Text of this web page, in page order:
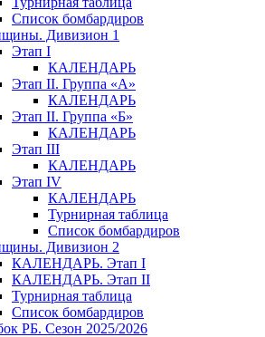
Список бомбардиров
Дивизион 1
Этап I
КАЛЕНДАРЬ
Этап II. Группа «А»
КАЛЕНДАРЬ
Этап II. Группа «Б»
КАЛЕНДАРЬ
Этап III
КАЛЕНДАРЬ
Этап IV
КАЛЕНДАРЬ
Турнирная таблица
Список бомбардиров
Дивизион 2
КАЛЕНДАРЬ. Этап I
КАЛЕНДАРЬ. Этап II
Турнирная таблица
Список бомбардиров
РБ. Сезон 2025/2026